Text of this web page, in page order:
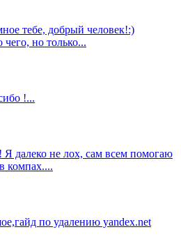
тебе, добрый человек!:)
но только...
!...
не лох, сам всем помогаю
компах....
по удалению yandex.net